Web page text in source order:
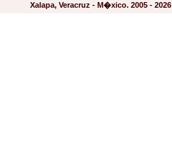
Xalapa, Veracruz - M�xico. 2005 - 2026